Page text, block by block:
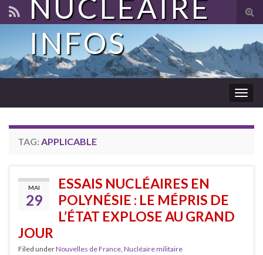
NUCLÉAIRE
INFOS
TAG: APPLICABLE
MAI
29
ESSAIS NUCLÉAIRES EN
POLYNÉSIE : LE MÉPRIS DE
L’ÉTAT EXPLOSE AU GRAND
JOUR
Filed underNouvelles de France, Nucléaire militaire